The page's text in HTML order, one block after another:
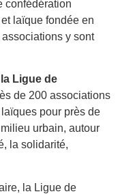
confédération
laïque fondée en
y sont
la Ligue de
de 200 associations
pour près de
urbain, autour
la solidarité,
la Ligue de